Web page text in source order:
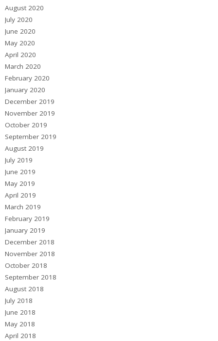
August 2020
July 2020
June 2020
May 2020
April 2020
March 2020
February 2020
January 2020
December 2019
November 2019
October 2019
September 2019
August 2019
July 2019
June 2019
May 2019
April 2019
March 2019
February 2019
January 2019
December 2018
November 2018
October 2018
September 2018
August 2018
July 2018
June 2018
May 2018
April 2018